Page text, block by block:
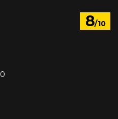
8/10